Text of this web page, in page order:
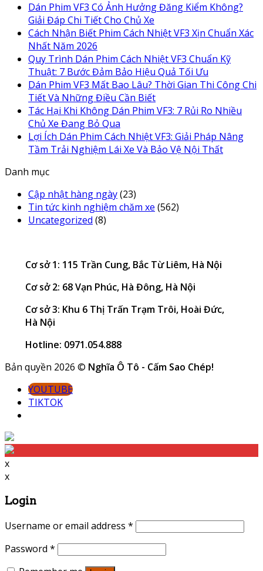
Dán Phim VF3 Có Ảnh Hưởng Đăng Kiểm Không?
Giải Đáp Chi Tiết Cho Chủ Xe
Cách Nhận Biết Phim Cách Nhiệt VF3 Xịn Chuẩn Xác
Nhất Năm 2026
Quy Trình Dán Phim Cách Nhiệt VF3 Chuẩn Kỹ
Thuật: 7 Bước Đảm Bảo Hiệu Quả Tối Ưu
Dán Phim VF3 Mất Bao Lâu? Thời Gian Thi Công Chi
Tiết Và Những Điều Cần Biết
Tác Hại Khi Không Dán Phim VF3: 7 Rủi Ro Nhiều
Chủ Xe Đang Bỏ Qua
Lợi Ích Dán Phim Cách Nhiệt VF3: Giải Pháp Nâng
Tầm Trải Nghiệm Lái Xe Và Bảo Vệ Nội Thất
Danh mục
Cập nhật hàng ngày(23)
Tin tức kinh nghiệm chăm xe (562)
Uncategorized (8)
Cơ sở 1: 115 Trần Cung, Bắc Từ Liêm, Hà Nội
Cơ sở 2: 68 Vạn Phúc, Hà Đông, Hà Nội
Cơ sở 3: Khu 6 Thị Trấn Trạm Trôi, Hoài Đức,
Hà Nội
Hotline: 0971.054.888
Bản quyền 2026 © Nghĩa Ô Tô - Cấm Sao Chép!
YOUTUBE
TIKTOK
x
x
Login
Username or email address *
Password *